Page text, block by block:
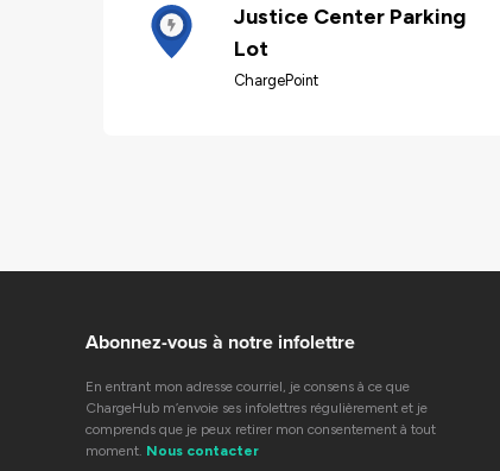
Justice Center Parking
Lot
ChargePoint
Abonnez-vous à notre infolettre
En entrant mon adresse courriel, je consens à ce que
ChargeHub m’envoie ses infolettres régulièrement et je
comprends que je peux retirer mon consentement à tout
moment. Nous contacter